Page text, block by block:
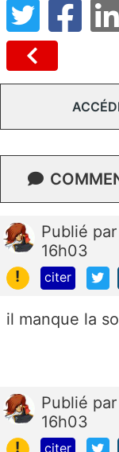
Publié par
16h03
!
citer
il manque la
Publié par
16h03
!
citer